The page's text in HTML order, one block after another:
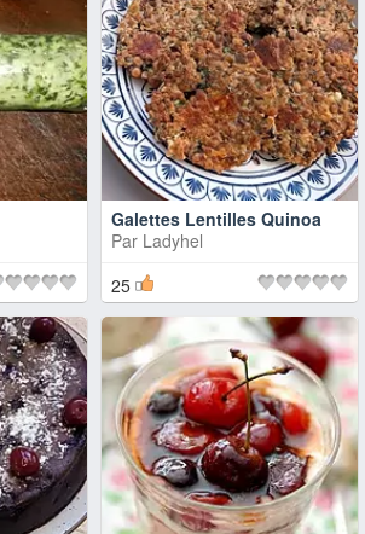
Galettes Lentilles Quinoa
Par Ladyhel
25